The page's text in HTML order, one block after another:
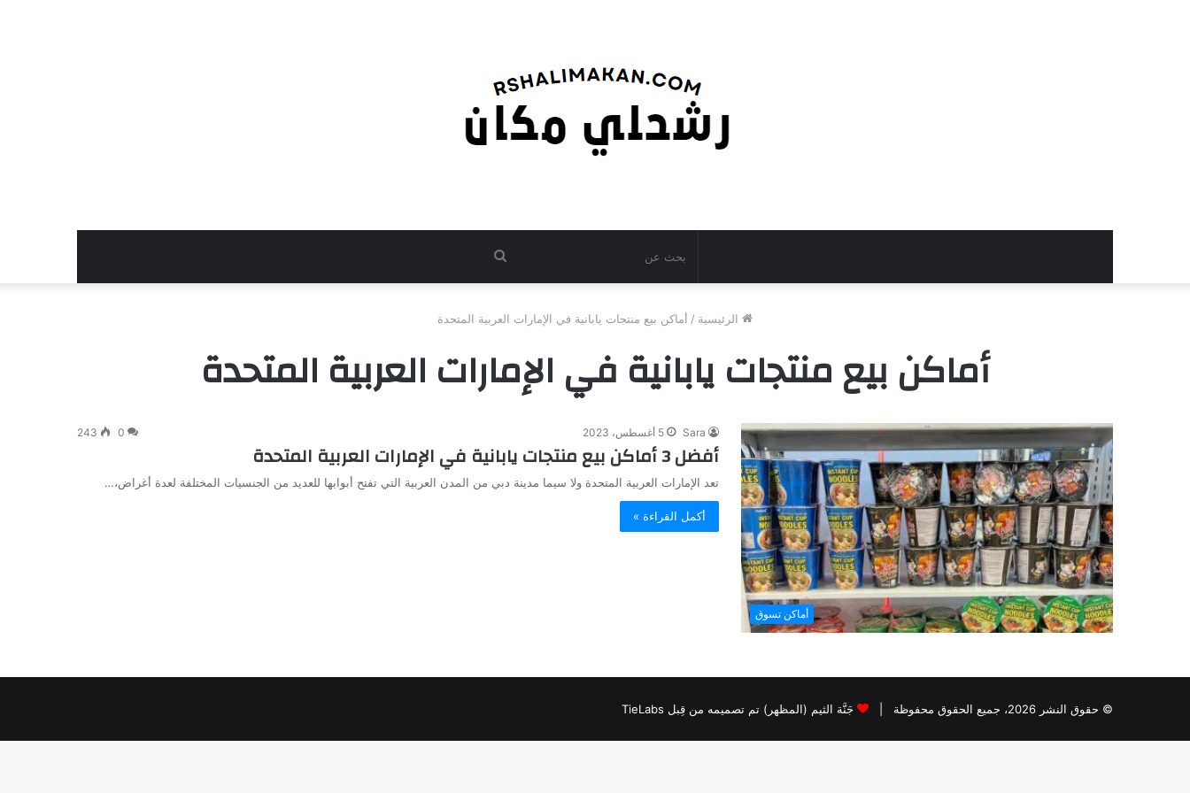
بحث
الرئيسية / أماكن بيع منتجات يابانية في الإمارات العربية المتحدة
أماكن بيع منتجات يابانية في الإمارات العربية المتحدة
أماكن تسوق
Sara 5 أغسطس، 2023 0
243
أفضل 3 أماكن بيع منتجات يابانية في الإمارات العربية المتحدة
تعد الإمارات العربية المتحدة ولا سيما مدينة دبي من المدن العربية التي تفتح أبوابها للعديد من الجنسيات المختلفة لعدة أغراض،…
أكمل القراءة »
© حقوق النشر 2026، جميع الحقوق محفوظة | جَنَّة الثيم (المظهر) تم تصميمه من قِبل TieLabs